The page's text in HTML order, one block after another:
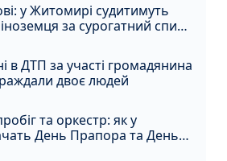
у Житомирі судитимуть
за сурогатний спирт
ДТП за участі громадянина
двоє людей
та оркестр: як у
День Прапора та День